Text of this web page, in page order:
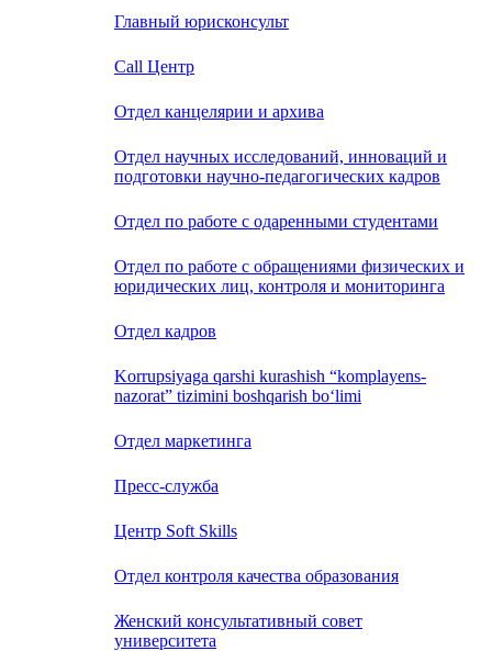
Главный юрисконсульт
Call Центр
Oтдел канцелярии и архива
Отдел научных исследований, инноваций и
подготовки научно-педагогических кадров
Отдел по работе с одаренными студентами
Отдел по работе с обращениями физических и
юридических лиц, контроля и мониторинга
Отдел кадров
Korrupsiyaga qarshi kurashish “komplayens-
nazorat” tizimini boshqarish bo‘limi
Отдел маркетинга
Пресс-служба
Центр Soft Skills
Отдел контроля качества образования
Женский консультативный совет
университета